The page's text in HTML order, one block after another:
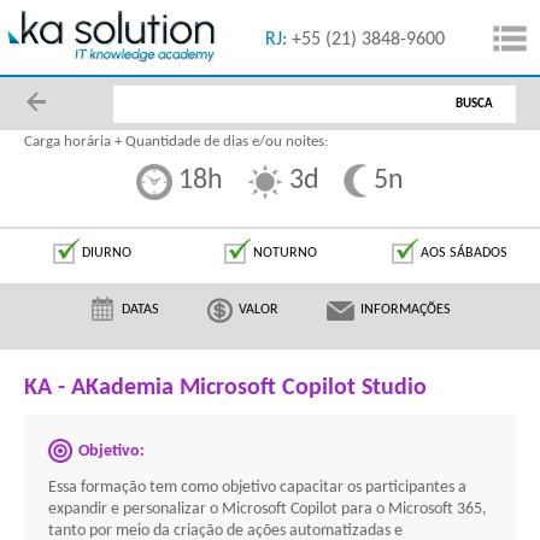
(11) 5091-1616 RJ: +55 (21) 3848-9600
BUSCA
Carga horária + Quantidade de dias e/ou noites:
18h 3d 5n
DIURNO NOTURNO AOS SÁBADOS
DATAS VALOR INFORMAÇÕES
KA - AKademia Microsoft Copilot Studio
Objetivo:
Essa formação tem como objetivo capacitar os participantes a
expandir e personalizar o Microsoft Copilot para o Microsoft 365,
tanto por meio da criação de ações automatizadas e